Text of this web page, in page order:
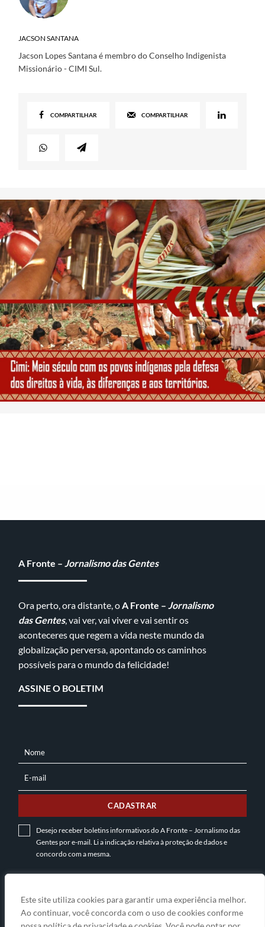
Este site utiliza cookies para garantir uma experiência melhor.
Ao continuar, você concorda com o uso de cookies conforme
JACSON SANTANA
Jacson Lopes Santana é membro do Conselho Indigenista
Missionário - CIMI Sul.
COMPARTILHAR COMPARTILHAR
A Fronte – Jornalismo das Gentes
Ora perto, ora distante, oA Fronte – Jornalismo
das Gentes, vai ver, vai viver e vai sentir os
aconteceres que regem a vida neste mundo da
globalização perversa, apontando os caminhos
possíveis para o mundo da felicidade!
ASSINE O BOLETIM
NOME
Nome
MAIL
E-mail
CADASTRAR
Desejo receber boletins informativos do A Fronte – Jornalismo das
Gentes por e-mail. Li a indicação relativa àproteção de dadose
concordo com a mesma.
INSTITUCIONAL
A Gente